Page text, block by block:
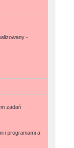
-
zadań
i programami a